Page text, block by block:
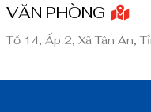
VĂN PHÒNG
Tổ 14, Ấp 2, Xã Tân An,